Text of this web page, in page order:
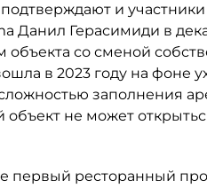
и
Данил Герасимиди в
объекта со сменой
в 2023 году на фоне
заполнения
объект не может
первый ресторанный